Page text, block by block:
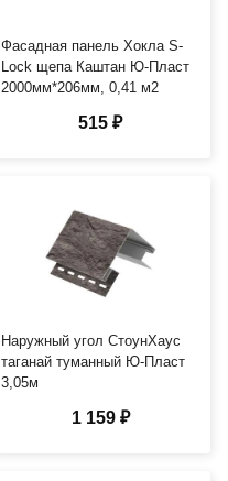
Фасадная панель Хокла S-
Lock щепа Каштан Ю-Пласт
2000мм*206мм, 0,41 м2
515 ₽
Наружный угол СтоунХаус
таганай туманный Ю-Пласт
3,05м
1 159 ₽